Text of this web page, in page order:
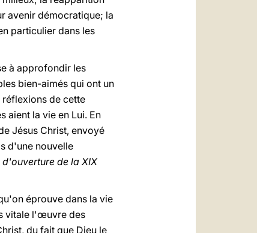
avenir démocratique; la
particulier dans les
à approfondir les
bien-aimés qui ont un
de cette
aient la vie en Lui. En
Jésus Christ, envoyé
d'une nouvelle
d'ouverture de la XIX
éprouve dans la vie
vitale l'œuvre des
du fait que Dieu le